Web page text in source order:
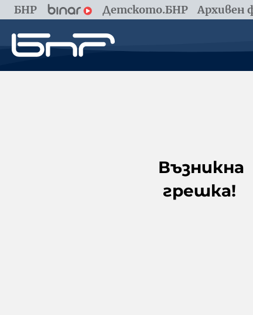
БНР Детското.БНР Архивен
Възникна
грешка!